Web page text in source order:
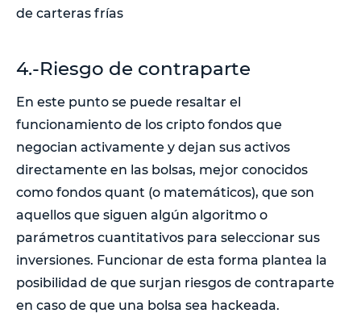
de carteras frías
4.-Riesgo de contraparte
En este punto se puede resaltar el
funcionamiento de los cripto fondos que
negocian activamente y dejan sus activos
directamente en las bolsas, mejor conocidos
como fondos quant (o matemáticos), que son
aquellos que siguen algún algoritmo o
parámetros cuantitativos para seleccionar sus
inversiones. Funcionar de esta forma plantea la
posibilidad de que surjan riesgos de contraparte
en caso de que una bolsa sea hackeada.